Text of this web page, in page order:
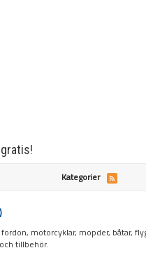
Kategorier
motorcyklar, mopder, båtar,
tillbehör.